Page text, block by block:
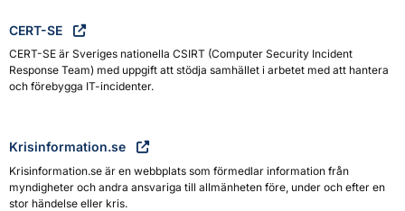
CERT-SE
CERT-SE är Sveriges nationella CSIRT (Computer Security Incident
Response Team) med uppgift att stödja samhället i arbetet med att hantera
och förebygga IT-incidenter.
Krisinformation.se
Krisinformation.se är en webbplats som förmedlar information från
myndigheter och andra ansvariga till allmänheten före, under och efter en
stor händelse eller kris.